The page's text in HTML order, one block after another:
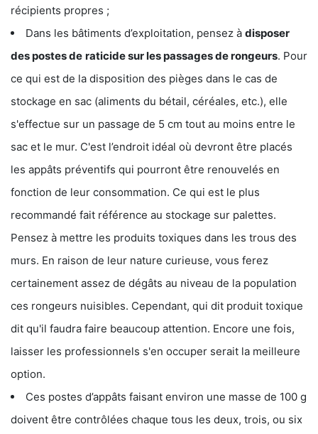
récipients propres ;
Dans les bâtiments d’exploitation, pensez à disposer
des postes de raticide sur les passages de rongeurs. Pour
ce qui est de la disposition des pièges dans le cas de
stockage en sac (aliments du bétail, céréales, etc.), elle
s'effectue sur un passage de 5 cm tout au moins entre le
sac et le mur. C'est l’endroit idéal où devront être placés
les appâts préventifs qui pourront être renouvelés en
fonction de leur consommation. Ce qui est le plus
recommandé fait référence au stockage sur palettes.
Pensez à mettre les produits toxiques dans les trous des
murs. En raison de leur nature curieuse, vous ferez
certainement assez de dégâts au niveau de la population
ces rongeurs nuisibles. Cependant, qui dit produit toxique
dit qu'il faudra faire beaucoup attention. Encore une fois,
laisser les professionnels s'en occuper serait la meilleure
option.
Ces postes d’appâts faisant environ une masse de 100 g
doivent être contrôlées chaque tous les deux, trois, ou six